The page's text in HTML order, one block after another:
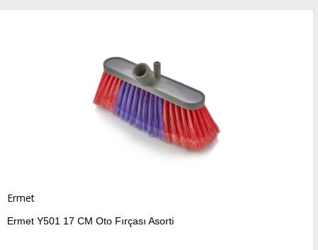
Fırçası Asorti